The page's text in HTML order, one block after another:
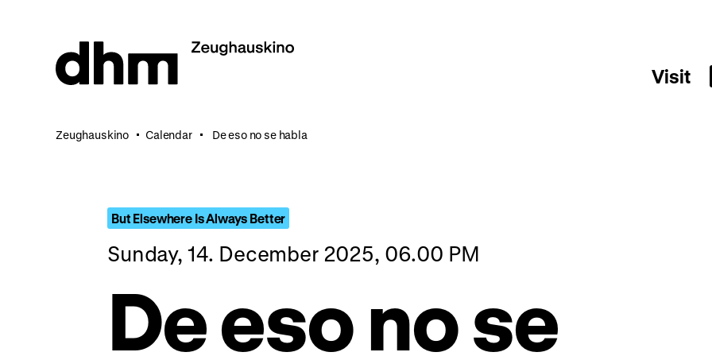
Visit
Zeughauskino Calendar De eso no se habla
But Elsewhere Is Always Better
Sunday, 14. December 2025, 06.00 PM
De eso no se